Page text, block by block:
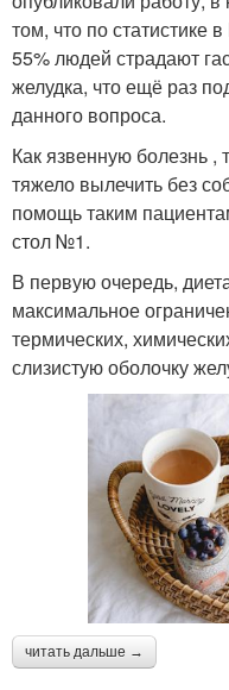
том, что по статистике
55% людей страдают
желудка, что ещё раз
данного вопроса.
Как язвенную болезнь ,
тяжело вылечить без
помощь таким
стол №1.
В первую очередь,
максимальное
термических,
слизистую оболочку
читать дальше →